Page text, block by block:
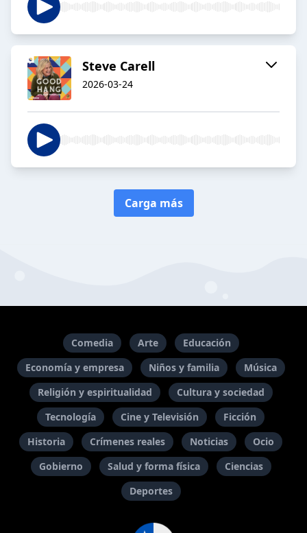
Steve Carell
2026-03-24
Carga más
Comedia Arte
Educación
Economía y empresa
Niños y familia
Música
Religión y espiritualidad
Cultura y sociedad
Tecnología
Cine y Televisión
Ficción
Historia
Crímenes reales Noticias
Ocio
Gobierno
Salud y forma física
Ciencias
Deportes